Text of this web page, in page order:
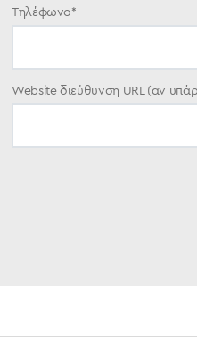
Τηλέφωνο*
Website διεύθυνση URL (αν